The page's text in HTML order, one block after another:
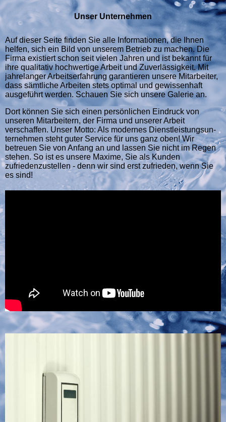
Unser Unternehmen
Auf dieser Seite finden Sie alle Informationen, die Ihnen
helfen, sich ein Bild von unserem Betrieb zu machen. Die
Firma existiert schon seit vielen Jahren und ist bekannt für
ihre qualitativ hochwertige Arbeit und Zuverlässigkeit. Mit
jahrelanger Arbeitserfahrung garantieren unsere Mitarbeiter,
dass sämtliche Arbeiten stets optimal und gewissenhaft
ausgeführt werden. Schauen Sie sich unsere Galerie an.
Dort können Sie sich einen persönlichen Eindruck von
unseren Mitarbeitern, der Firma und unserer Arbeit
verschaffen. Unser Motto: Als modernes Dienst­leis­tungs­un­
ter­neh­men steht guter Service für uns ganz oben! Wir
betreuen Sie von Anfang an und lassen Sie nicht im Regen
stehen. So ist es unsere Maxime, Sie als Kunden
zufriedenzustellen - denn wir sind erst zufrieden, wenn Sie
es sind!